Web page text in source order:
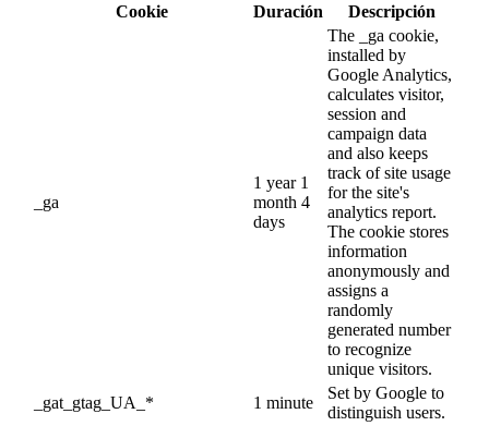
Cookie
Duración Descripción
_ga
1 year 1
month 4
days
The _ga cookie,
installed by
Google Analytics,
calculates visitor,
session and
campaign data
and also keeps
track of site usage
for the site's
analytics report.
The cookie stores
information
anonymously and
assigns a
randomly
generated number
to recognize
unique visitors.
_gat_gtag_UA_*
1 minute
Set by Google to
distinguish users.